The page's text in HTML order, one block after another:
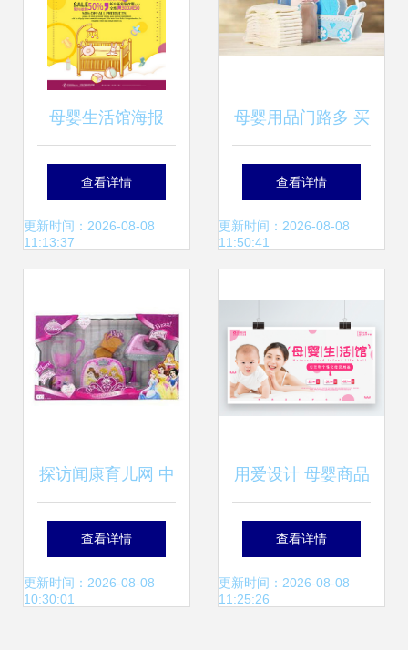
母婴生活馆海报
查看详情
更新时间：2026-08-08
11:13:37
母婴用品门路多 买
得多不如买得巧，
聪明的宝妈这样买
查看详情
更新时间：2026-08-08
11:50:41
探访闻康育儿网 中
国第一专业母婴用
品网站的温情世界
查看详情
更新时间：2026-08-08
10:30:01
用爱设计 母婴商品
海报的温暖艺术与
精选模板推荐
查看详情
更新时间：2026-08-08
11:25:26